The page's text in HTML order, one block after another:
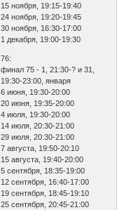
15 ноября, 19:15-19:40
24 ноября, 19:20-19:45
30 ноября, 16:30-17:00
1 декабря, 19:00-19:30
76:
финал 75 - 1, 21:30-? и 31,
19:30-23:00, января
6 июня, 19:30-20:00
20 июня, 19:35-20:00
4 июля, 19:30-20:00
14 июля, 20:30-21:00
29 июля, 20:30-21:00
7 августа, 19:50-20:10
15 августа, 19:40-20:00
5 сентября, 18:35-19:00
12 сентября, 16:40-17:00
19 сентября, 18:45-19:10
25 сентября, 20:45-21:00